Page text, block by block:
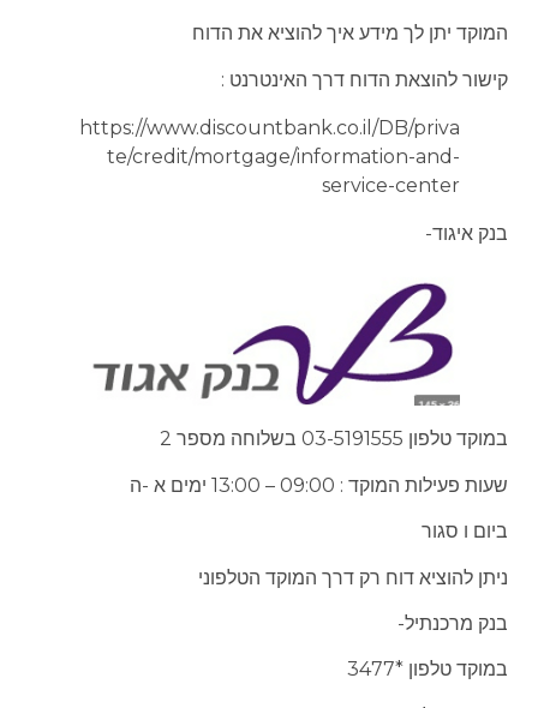
המוקד יתן לך מידע איך להוציא את הדוח
קישור להוצאת הדוח דרך האינטרנט :
https://www.discountbank.co.il/DB/priva
te/credit/mortgage/information-and-
service-center
בנק איגוד-
במוקד טלפון 03-5191555 בשלוחה מספר 2
שעות פעילות המוקד : 09:00 – 13:00 ימים א -ה
ביום ו סגור
ניתן להוציא דוח רק דרך המוקד הטלפוני
בנק מרכנתיל-
במוקד טלפון *3477